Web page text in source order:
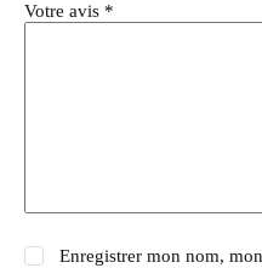
Votre avis *
Enregistrer mon nom,